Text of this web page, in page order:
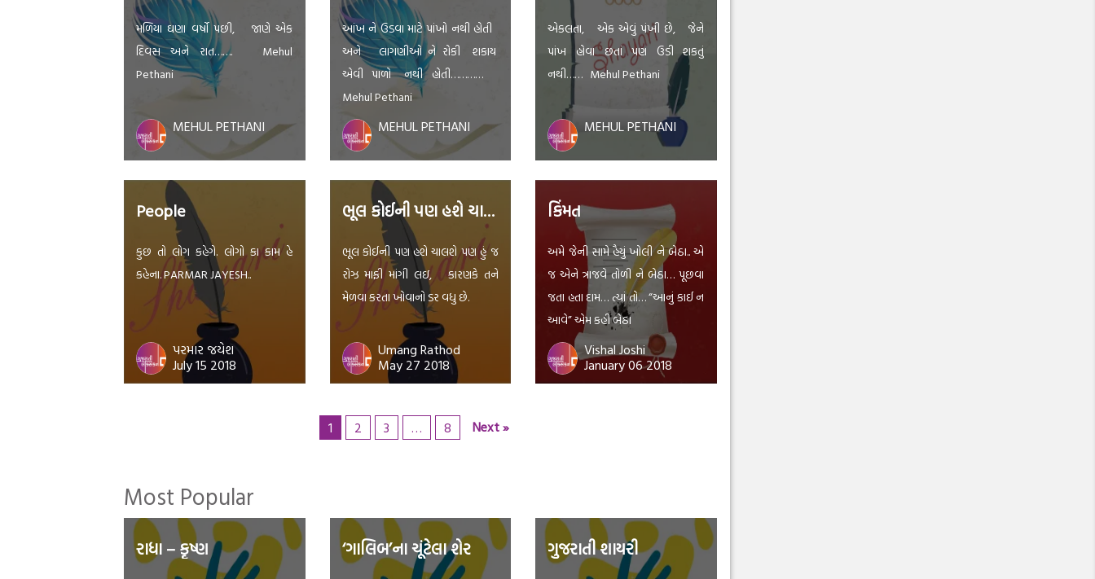
મળિયા ઘણા વર્ષો પછી, જાણે એક
દિવસ અને રાત……. Mehul
Pethani
MEHUL PETHANI
આંખ ને ઉડવા માટે પાંખો નથી હોતી
અને લાગણીઓ ને રોકી શકાય
એવી પાળો નથી હોતી…………
Mehul Pethani
MEHUL PETHANI
એકલતા, એક એવું પંખી છે, જેને
પાંખ હોવા છતાં પણ ઉડી શકતું
નથી…… Mehul Pethani
MEHUL PETHANI
People
કુછ તો લોગ કહેગે. લોગો કા કામ હે
કહેના. PARMAR JAYESH..
પરમાર જયેશ
July 15 2018
ભૂલ કોઈની પણ હશે ચાલશે
ભૂલ કોઈની પણ હશે ચાલશે પણ હું જ
રોઝ માફી માંગી લઇ, કારણકે તને
મેળવા કરતા ખોવાનો ડર વધુ છે.
Umang Rathod
May 27 2018
કિંમત
અમે જેની સામે હૈયું ખોલી ને બેઠા.. એ
જ એને ત્રાજવે તોળી ને બેઠા… પૂછવા
જતા હતા દામ… ત્યાં તો… “આનું કાઈ ન
આવે” એમ કહી બેઠા
Vishal Joshi
January 06 2018
1 2 3 … 8 Next »
Most Popular
રાધા – કૃષ્ણ ‘ગાલિબ’ના ચૂંટેલા શેર ગુજરાતી શાયરી